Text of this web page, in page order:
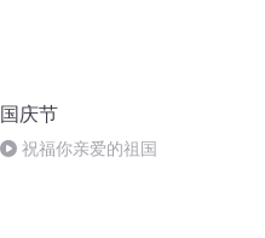
国庆节
祝福你亲爱的祖国